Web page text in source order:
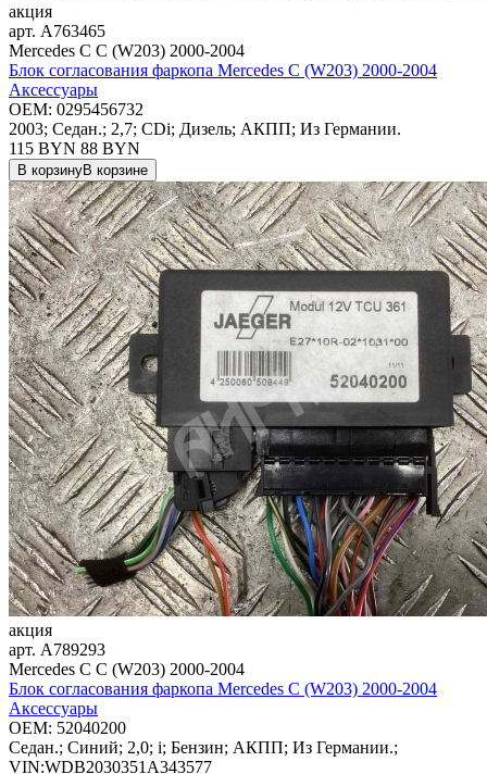
акция
арт. A763465
Mercedes C C (W203) 2000-2004
Блок согласования фаркопа Mercedes C (W203) 2000-2004
Аксессуары
OEM: 0295456732
2003; Седан.; 2,7; CDi; Дизель; АКПП; Из Германии.
115 BYN 88 BYN
В корзинуВ корзине
акция
арт. A789293
Mercedes C C (W203) 2000-2004
Блок согласования фаркопа Mercedes C (W203) 2000-2004
Аксессуары
OEM: 52040200
Седан.; Синий; 2,0; i; Бензин; АКПП; Из Германии.;
VIN:WDB2030351A343577